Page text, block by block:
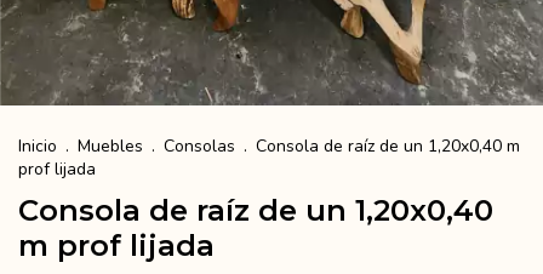
Inicio . Muebles . Consolas . Consola de raíz de un 1,20x0,40 m
prof lijada
Consola de raíz de un 1,20x0,40
m prof lijada